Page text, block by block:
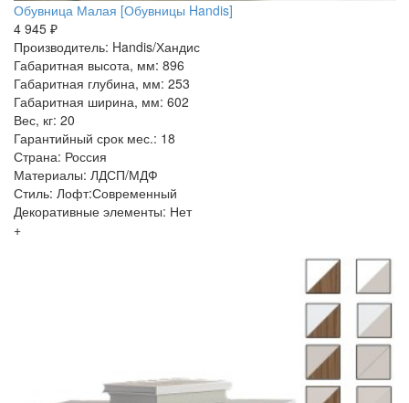
Обувница Малая [Обувницы Handis]
4 945 ₽
Производитель: Handis/Хандис
Габаритная высота, мм: 896
Габаритная глубина, мм: 253
Габаритная ширина, мм: 602
Вес, кг: 20
Гарантийный срок мес.: 18
Страна: Россия
Материалы: ЛДСП/МДФ
Стиль: Лофт:Современный
Декоративные элементы: Нет
+